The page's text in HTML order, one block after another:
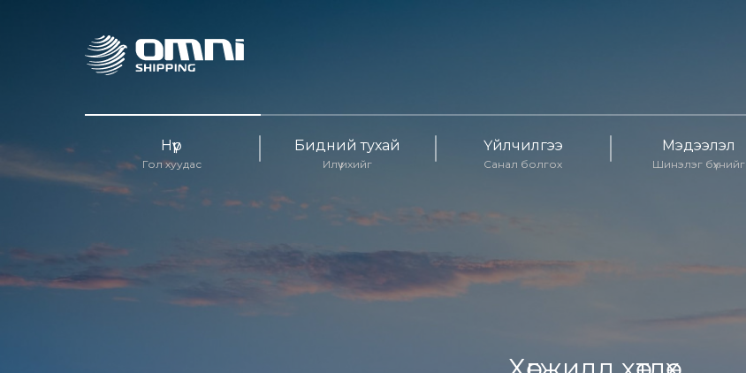
Нүүр
Гол хуудас
Бидний тухай
Илүү ихийг
Үйлчилгээ
Санал болгох
Мэдээлэл
Шинэлэг бүхнийг